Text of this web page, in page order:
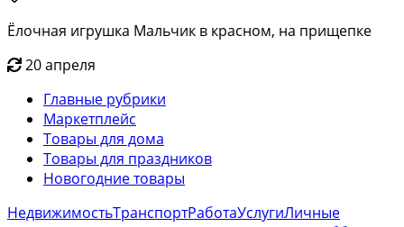
Ёлочная игрушка Мальчик в красном, на прищепке
20 апреля
Главные рубрики
Маркетплейс
Товары для дома
Товары для праздников
Новогодние товары
НедвижимостьТранспортРаботаУслугиЛичные